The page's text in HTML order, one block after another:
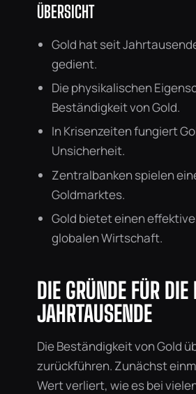
ÜBERSICHT
Gold hat seit
gedient.
Die physikalischen
Beständigkeit von Gold.
In Krisenzeiten fungiert
Unsicherheit.
Zentralbanken spielen
Goldmarktes.
Gold bietet einen
globalen Wirtschaft.
DIE GRÜNDE FÜR
JAHRTAUSENDE
Die Beständigkeit von Gold
zurückführen. Zunächst
Wert verliert, wie es bei